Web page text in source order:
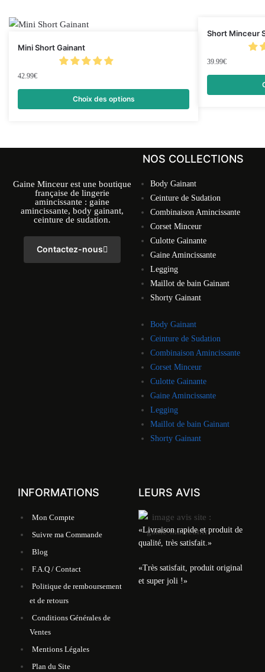
Mini Short Gainant
42.99€
Choix des options
Short Minceur
39.99€
Gaine Minceur est une boutique
française de lingerie
amincissante : gaine
amincissante, body gainant,
ceinture de sudation.
Contactez-nous
NOS COLLECTIONS
Body Gainant
Ceinture de Sudation
Combinaison Amincissante
Corset Minceur
Culotte Gainante
Gaine Amincissante
Legging
Maillot de bain Gainant
Shorty Gainant
Body Gainant
Ceinture de Sudation
Combinaison Amincissante
Corset Minceur
Culotte Gainante
Gaine Amincissante
Legging
Maillot de bain Gainant
Shorty Gainant
INFORMATIONS
Mon Compte
Suivre ma Commande
Blog
F.A.Q / Contact
Politique de remboursement
et de retours
Conditions Générales de
Ventes
Mentions Légales
Plan du Site
LEURS AVIS
«Livraison rapide et produit de
qualité, très satisfait.»
«Très satisfait, produit original
et super joli !»